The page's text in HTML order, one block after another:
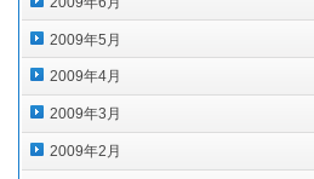
2009年5月
2009年4月
2009年3月
2009年2月